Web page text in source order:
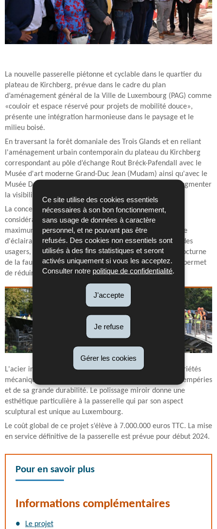
Ce site utilise des cookies essentiels
nécessaires à son bon fonctionnement,
sans usage de données à caractère
personnel, et ne pouvant pas être
refusés. Des cookies non essentiels sont
utilisés à des fins statistiques et seront
activés uniquement si vous les acceptez.
Consulter notre politique de confidentialité
J'accepte
Je refuse
Gérer les cookies
La nouvelle passerelle piétonne et cyclable dans le quartier du
plateau de Kirchberg, prévue dans le cadre du plan
d’aménagement général de la Ville de Luxembourg (PAG) comme
«couloir et espace réservé pour projets de mobilité douce»,
présente une intégration harmonieuse dans le paysage et le
milieu boisé.
En traversant la forêt domaniale des Trois Glands et en reliant
l'aménagement urbain contemporain du plateau du Kirchberg
correspondant au pôle d’échange Rout Bréck-Pafendall avec le
Musée d'art moderne Grand-Duc Jean (Mudam) ainsi qu'avec le
Musée Dräi Eechelen, la nouvelle passerelle permet d’augmenter
la visibilité ainsi que la fréquentation du site.
La conception et l’aménagement du projet prennent en
considération l’évolution de la forêt afin de préserver au
maximum le mouvement des arbres existants. Le système
d'éclairage intégré dans la passerelle assure la sécurité des
usagers, tout en limitant d’éventuels impacts sur la vie nocturne
de la faune locale. De même, le nombre limité de pieux permet
de réduire l’impact au sol forestier et dans la clairière.
L'acier inoxydable duplex a été choisi en vue de ses propriétés
mécaniques important en raison de sa résistance aux intempéries
et de sa grande durabilité. Le polissage miroir donne une
esthétique particulière à la passerelle qui par son aspect
sculptural est unique au Luxembourg.
Le coût global de ce projet s’élève à 7.000.000 euros TTC. La mise
en service définitive de la passerelle est prévue pour début 2024.
Pour en savoir plus
Informations complémentaires
Le projet